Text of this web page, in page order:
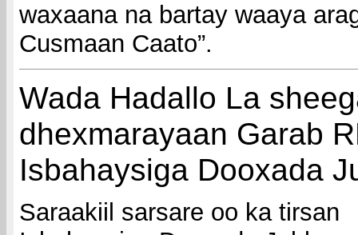
waxaana na bartay waaya
Cusmaan Caato”.
Wada Hadallo La
dhexmarayaan Garab
Isbahaysiga Dooxada
Saraakiil sarsare oo ka tirsan